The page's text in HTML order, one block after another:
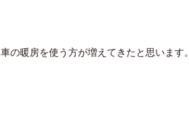
の暖房を使う方が増えてきたと思います。